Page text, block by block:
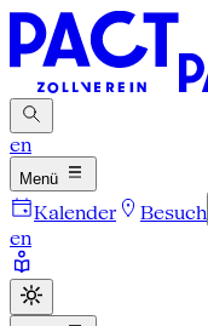
en
Menü
Kalender Besuch
en